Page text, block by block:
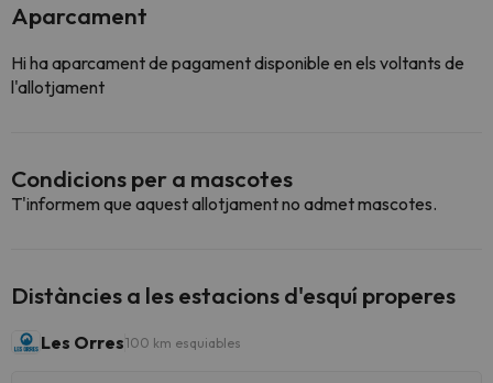
Aparcament
Hi ha aparcament de pagament disponible en els voltants de
l'allotjament
Condicions per a mascotes
T'informem que aquest allotjament no admet mascotes.
Distàncies a les estacions d'esquí properes
Les Orres100 km esquiables